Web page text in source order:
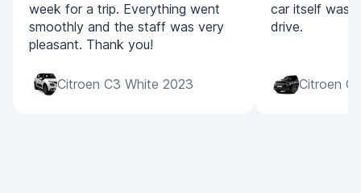
week for a trip. Everything went
smoothly and the staff was very
pleasant. Thank you!
Citroen C3 White 2023
car itself was
drive.
Citroen